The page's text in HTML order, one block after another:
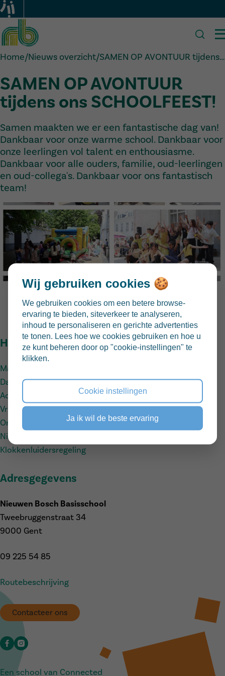
Nieuwen Bosch Basisschool
ONZE SCHOOL
Visie
Accommodatie
Zorg op school
INFO
Samenwerking
Participatie
Documenten
Geschiedenis
PRAKTISCH
Dagverloop
Inschrijven
Menu
NIEUWS
In de kijker
Kalender
Activiteiten
CONTACT
Home/Nieuws overzicht/SAMEN OP AVONTUUR tijdens…
SAMEN OP AVONTUUR
tijdens ons SCHOOLFEEST!
Samen maakten we er een fantastische dag van!
Dankbaar voor onze warme school. Dankbaar voor
onze leerlingen vol talent en enthousiasme.
Dankbaar voor alle ouders, familie, oud-leerlingen
en oud-collega's. Dankbaar voor ons fantastisch
team!
18 mei 2026 schoolfeest Delen via:
Vul hier uw eigen inhoud in.
Contacteer ons
Een school van Connected
Handige links
Maandmenu
Dagindeling
Activiteiten
Vrije dagen
Ons team
Nieuws
Klokkenluidersregeling
Adresgegevens
Nieuwen Bosch Basisschool
Tweebruggenstraat 34
9000 Gent
09 225 54 85
Routebeschrijving
Wij gebruiken cookies 🍪
We gebruiken cookies om een betere browse-
ervaring te bieden, siteverkeer te analyseren,
inhoud te personaliseren en gerichte advertenties
te tonen. Lees hoe we cookies gebruiken en hoe u
ze kunt beheren door op "cookie-instellingen" te
klikken.
Cookie instellingen
Ja ik wil de beste ervaring